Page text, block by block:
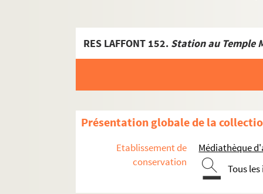
RES LAFFONT 152. Station au Temple
Présentation globale de la
Etablissement de
conservation
Médiathèque
Tous